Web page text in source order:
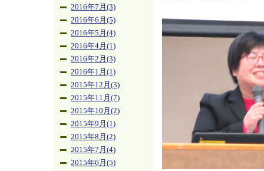
2016年7月(3)
2016年6月(5)
2016年5月(4)
2016年4月(1)
2016年2月(3)
2016年1月(1)
2015年12月(3)
2015年11月(7)
2015年10月(2)
2015年9月(1)
2015年8月(2)
2015年7月(4)
2015年6月(5)